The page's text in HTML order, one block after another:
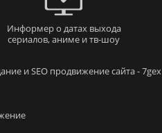
Информер о датах выхода
сериалов, аниме и тв-шоу
и SEO продвижение сайта - 7gex